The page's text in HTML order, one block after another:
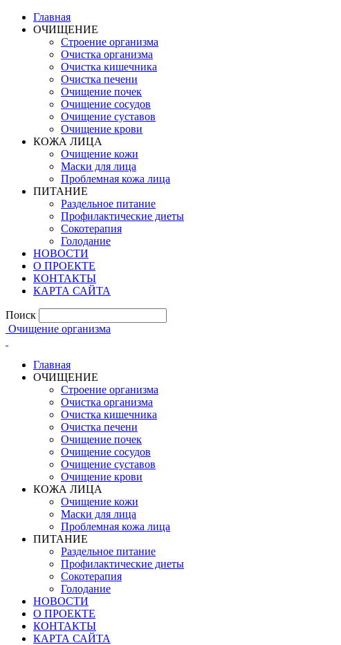
Главная
ОЧИЩЕНИЕ
Строение организма
Очистка организма
Очистка кишечника
Очистка печени
Очищение почек
Очищение сосудов
Очищение суставов
Очищение крови
КОЖА ЛИЦА
Очищение кожи
Маски для лица
Проблемная кожа лица
ПИТАНИЕ
Раздельное питание
Профилактические диеты
Сокотерапия
Голодание
НОВОСТИ
О ПРОЕКТЕ
КОНТАКТЫ
КАРТА САЙТА
Поиск
Очищение организма
Главная
ОЧИЩЕНИЕ
Строение организма
Очистка организма
Очистка кишечника
Очистка печени
Очищение почек
Очищение сосудов
Очищение суставов
Очищение крови
КОЖА ЛИЦА
Очищение кожи
Маски для лица
Проблемная кожа лица
ПИТАНИЕ
Раздельное питание
Профилактические диеты
Сокотерапия
Голодание
НОВОСТИ
О ПРОЕКТЕ
КОНТАКТЫ
КАРТА САЙТА